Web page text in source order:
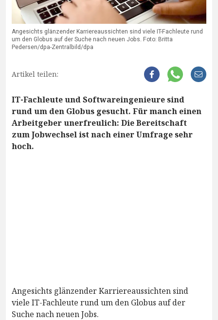
Angesichts glänzender Karriereaussichten sind viele IT-Fachleute rund
um den Globus auf der Suche nach neuen Jobs. Foto: Britta
Pedersen/dpa-Zentralbild/dpa
Artikel teilen:
IT-Fachleute und Softwareingenieure sind
rund um den Globus gesucht. Für manch einen
Arbeitgeber unerfreulich: Die Bereitschaft
zum Jobwechsel ist nach einer Umfrage sehr
hoch.
Angesichts glänzender Karriereaussichten sind
viele IT-Fachleute rund um den Globus auf der
Suche nach neuen Jobs.